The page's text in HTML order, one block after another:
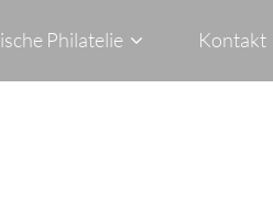
Philatelie Kontakt